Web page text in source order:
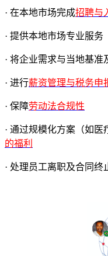
· 在本地市场完成招聘与
· 提供本地市场专业服务
· 将企业需求与当地基准
· 进行薪资管理与税务申
· 保障劳动法合规性
· 通过规模化方案（如
的福利
· 处理员工离职及合同终